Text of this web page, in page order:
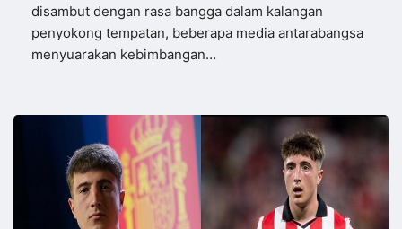
disambut dengan rasa bangga dalam kalangan
penyokong tempatan, beberapa media antarabangsa
menyuarakan kebimbangan…